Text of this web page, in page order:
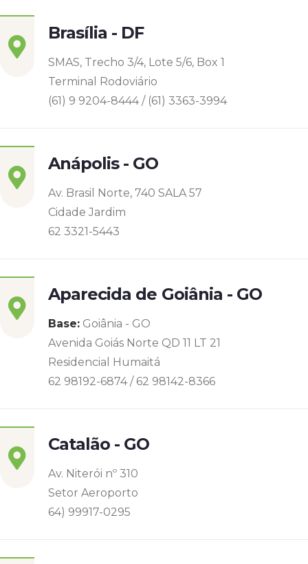
Brasília - DF
SMAS, Trecho 3/4, Lote 5/6, Box 1
Terminal Rodoviário
(61) 9 9204-8444 / (61) 3363-3994
Anápolis - GO
Av. Brasil Norte, 740 SALA 57
Cidade Jardim
62 3321-5443
Aparecida de Goiânia - GO
Base: Goiânia - GO
Avenida Goiás Norte QD 11 LT 21
Residencial Humaitá
62 98192-6874 / 62 98142-8366
Catalão - GO
Av. Niterói nº 310
Setor Aeroporto
64) 99917-0295